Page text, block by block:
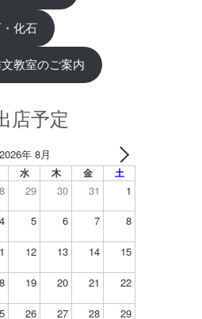
化石
教室のご案内
店予定
2026年 8月
水 木 金 土
29 30 31 1
4 5 6 7 8
12 13 14 15
19 20 21 22
26 27 28 29